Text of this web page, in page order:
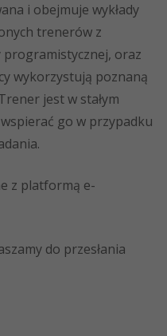
i obejmuje wykłady
trenerów z
oraz
wykorzystują poznaną
jest w stałym
go w przypadku
z platformą e-
do przesłania